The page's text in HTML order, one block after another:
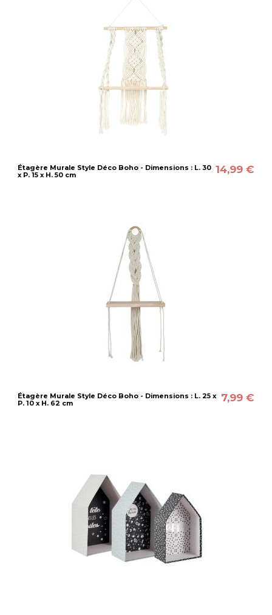
Étagère Murale Style Déco Boho - Dimensions : L. 30
x P. 15 x H. 50 cm
14,99 €
Étagère Murale Style Déco Boho - Dimensions : L. 25 x
P. 10 x H. 62 cm
7,99 €